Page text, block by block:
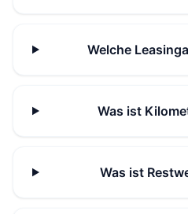
Welche
Was ist
Was ist